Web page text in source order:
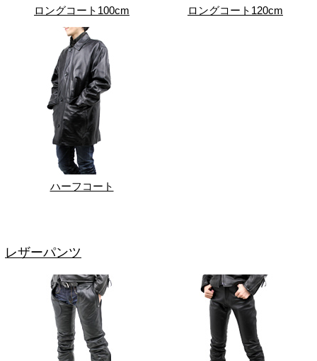
ロングコート100cm ロングコート120cm
ハーフコート
レザーパンツ